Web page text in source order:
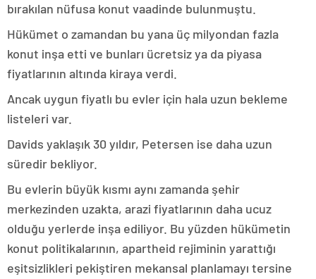
bırakılan nüfusa konut vaadinde bulunmuştu.
Hükümet o zamandan bu yana üç milyondan fazla
konut inşa etti ve bunları ücretsiz ya da piyasa
fiyatlarının altında kiraya verdi.
Ancak uygun fiyatlı bu evler için hala uzun bekleme
listeleri var.
Davids yaklaşık 30 yıldır, Petersen ise daha uzun
süredir bekliyor.
Bu evlerin büyük kısmı aynı zamanda şehir
merkezinden uzakta, arazi fiyatlarının daha ucuz
olduğu yerlerde inşa ediliyor. Bu yüzden hükümetin
konut politikalarının, apartheid rejiminin yarattığı
eşitsizlikleri pekiştiren mekansal planlamayı tersine